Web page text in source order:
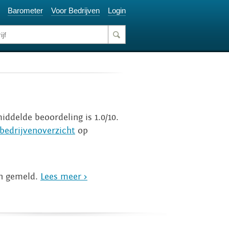
Barometer Voor Bedrijven Login
beoordeling is 1.0/10.
bedrijvenoverzicht op
gemeld. Lees meer >